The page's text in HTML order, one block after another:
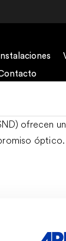
Instalaciones
ofrecen
óptico.